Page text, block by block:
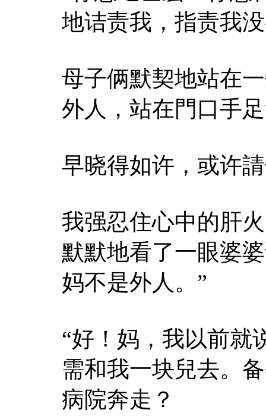
地诘责我，指责我
母子俩默契地站在
外人，站在門口手
早晓得如许，或许
我强忍住心中的肝
默默地看了一眼婆
妈不是外人。”
“好！妈，我以前就
需和我一块兒去。
病院奔走？